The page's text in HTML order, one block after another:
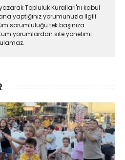
Topluluk Kuralları'nı kabul
yaptığınız yorumunuzla ilgili
sorumluluğu tek başınıza
yorumlardan site yönetimi